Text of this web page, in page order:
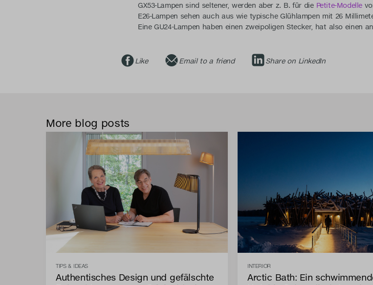
GX53-Lampen sind seltener, werden aber z. B. für die Petite-Modelle
E26-Lampen sehen auch aus wie typische Glühlampen mit 26
Eine GU24-Lampen haben einen zweipoligen Stecker, hat also einen
Like Email to a friend Share on LinkedIn
More blog posts
TIPS & IDEAS
Authentisches Design und gefälschte
INTERIOR
Arctic Bath: Ein